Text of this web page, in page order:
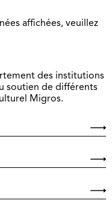
affichées, veuillez
des institutions
soutien de différents
Migros.